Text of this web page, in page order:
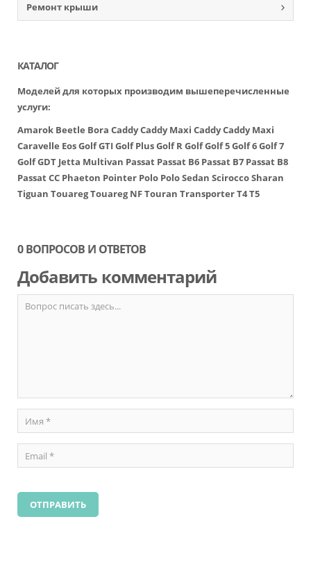
Ремонт крыши
КАТАЛОГ
Моделей для которых производим вышеперечисленные
услуги:
Amarok Beetle Bora CaddyCaddy Maxi CaddyCaddy Maxi
Caravelle EosGolf GTI Golf PlusGolf RGolfGolf 5Golf 6Golf 7
Golf GDT Jetta Multivan Passat Passat B6 Passat B7 Passat B8
Passat CC Phaeton Pointer Polo Polo Sedan SciroccoSharan
Tiguan TouaregTouareg NFTouran TransporterT4T5
0 ВОПРОСОВ И ОТВЕТОВ
Добавить комментарий